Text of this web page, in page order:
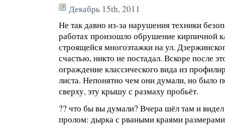
Декабрь 15th, 2011
Не так давно из-за нарушения техники
работах произошло обрушение кирпичной
строящейся многоэтажки на ул.
счастью, никто не постадал. Вскоре после
ограждение классического вида из
листа. Непонятно чем они думали, но было
сверху, эту крышу с размаху пробьёт.
?? что бы вы думали? Вчера шёл там и
пролом: дырка с рваными краями